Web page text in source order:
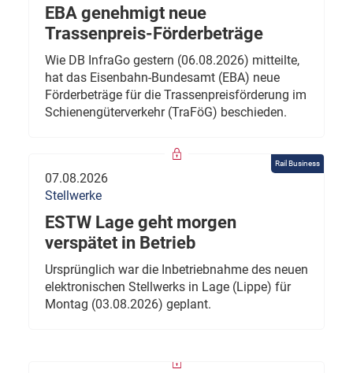
EBA genehmigt neue
Trassenpreis-Förderbeträge
Wie DB InfraGo gestern (06.08.2026) mitteilte,
hat das Eisenbahn-Bundesamt (EBA) neue
Förderbeträge für die Trassenpreisförderung im
Schienengüterverkehr (TraFöG) beschieden.
Rail Business
07.08.2026
Stellwerke
ESTW Lage geht morgen
verspätet in Betrieb
Ursprünglich war die Inbetriebnahme des neuen
elektronischen Stellwerks in Lage (Lippe) für
Montag (03.08.2026) geplant.